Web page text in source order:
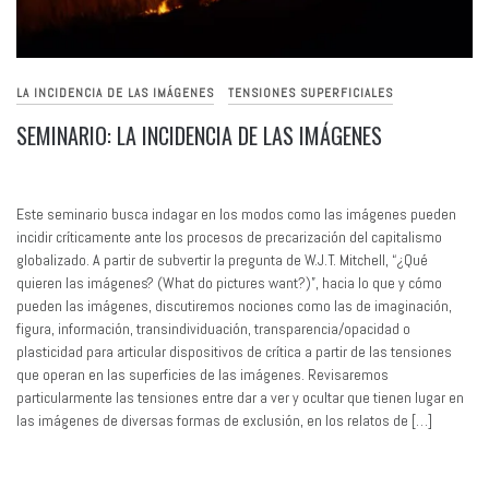
LA INCIDENCIA DE LAS IMÁGENES TENSIONES SUPERFICIALES
SEMINARIO: LA INCIDENCIA DE LAS IMÁGENES
Este seminario busca indagar en los modos como las imágenes pueden
incidir críticamente ante los procesos de precarización del capitalismo
globalizado. A partir de subvertir la pregunta de W.J.T. Mitchell, “¿Qué
quieren las imágenes? (What do pictures want?)”, hacia lo que y cómo
pueden las imágenes, discutiremos nociones como las de imaginación,
figura, información, transindividuación, transparencia/opacidad o
plasticidad para articular dispositivos de crítica a partir de las tensiones
que operan en las superficies de las imágenes. Revisaremos
particularmente las tensiones entre dar a ver y ocultar que tienen lugar en
las imágenes de diversas formas de exclusión, en los relatos de […]